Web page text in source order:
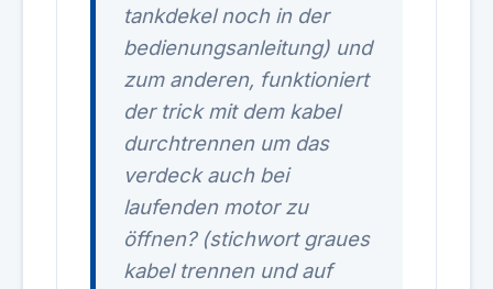
tankdekel noch in der
bedienungsanleitung) und
zum anderen, funktioniert
der trick mit dem kabel
durchtrennen um das
verdeck auch bei
laufenden motor zu
öffnen? (stichwort graues
kabel trennen und auf